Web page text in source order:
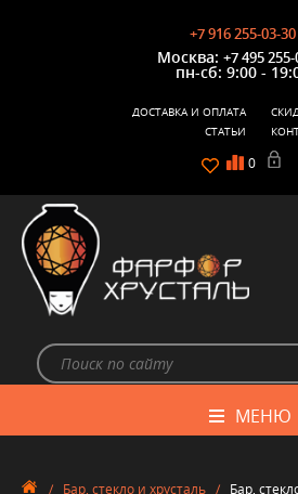
+7 916 255-03-30
Москва: +7 495
пн-сб: 9:00 -
0
ДОСТАВКА И ОПЛАТА
СТАТЬИ
МЕНЮ
/ Бар, стекло и хрусталь / Бар,